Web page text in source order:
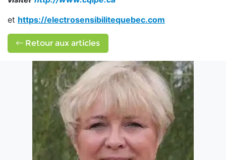
et https://electrosensibilitequebec.com
Retour aux articles